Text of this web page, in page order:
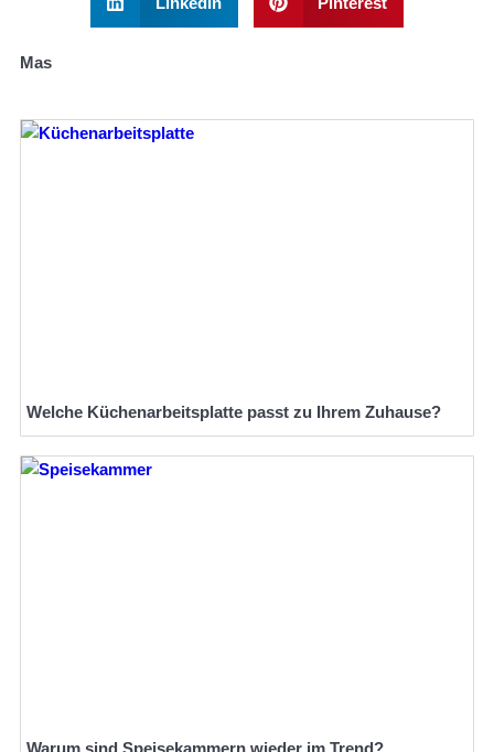
Mas
Welche Küchenarbeitsplatte passt zu Ihrem Zuhause?
Warum sind Speisekammern wieder im Trend?